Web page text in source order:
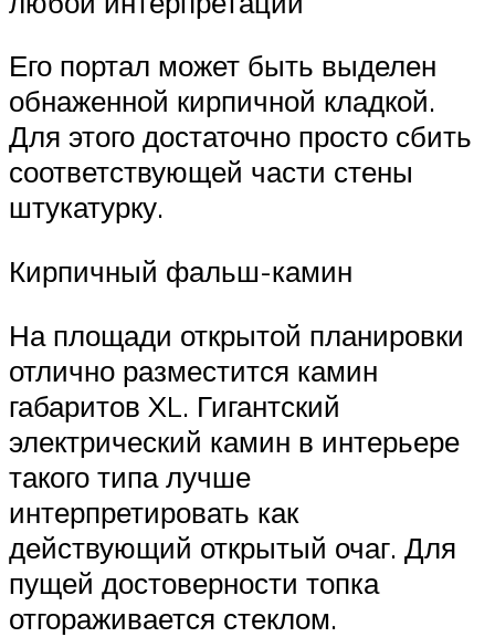
Его портал может быть выделен
обнаженной кирпичной кладкой.
Для этого достаточно просто сбить
соответствующей части стены
штукатурку.
Кирпичный фальш-камин
На площади открытой планировки
отлично разместится камин
габаритов XL. Гигантский
электрический камин в интерьере
такого типа лучше
интерпретировать как
действующий открытый очаг. Для
пущей достоверности топка
отгораживается стеклом.